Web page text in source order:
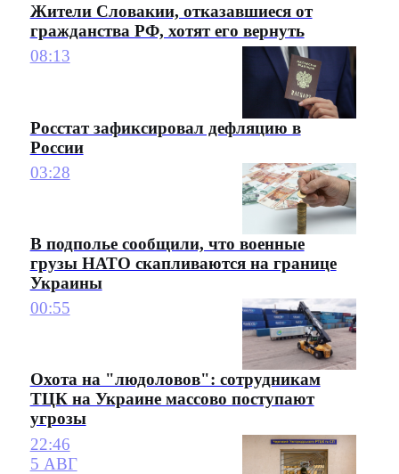
Жители Словакии, отказавшиеся от
гражданства РФ, хотят его вернуть
08:13
Росстат зафиксировал дефляцию в
России
03:28
В подполье сообщили, что военные
грузы НАТО скапливаются на границе
Украины
00:55
Охота на "людоловов": сотрудникам
ТЦК на Украине массово поступают
угрозы
22:46
5 АВГ